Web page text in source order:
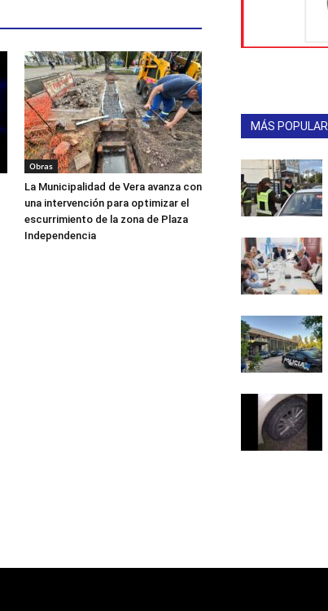
Obras
La Municipalidad de Vera avanza con
una intervención para optimizar el
escurrimiento de la zona de Plaza
Independencia
MÁS POPULAR